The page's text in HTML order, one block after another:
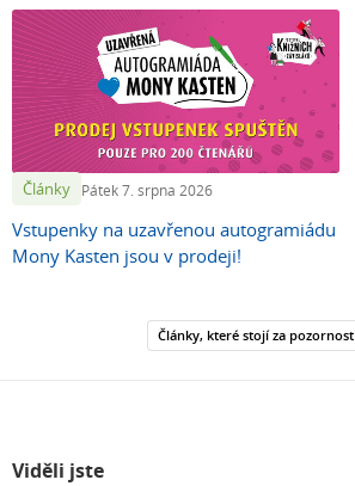
Články Pátek 7. srpna 2026
Vstupenky na uzavřenou autogramiádu
Mony Kasten jsou v prodeji!
Články, které stojí za pozornost
Viděli jste